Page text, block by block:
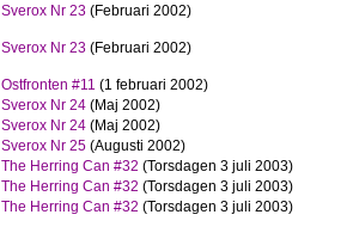
Sverox Nr 23 (Februari 2002)
Sverox Nr 23 (Februari 2002)
Ostfronten #11 (1 februari 2002)
Sverox Nr 24 (Maj 2002)
Sverox Nr 24 (Maj 2002)
Sverox Nr 25 (Augusti 2002)
The Herring Can #32 (Torsdagen 3 juli 2003)
The Herring Can #32 (Torsdagen 3 juli 2003)
The Herring Can #32 (Torsdagen 3 juli 2003)